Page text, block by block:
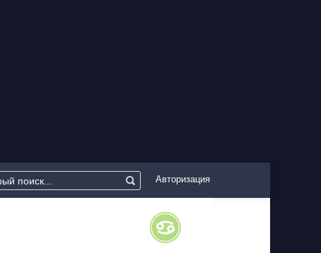
Авторизация